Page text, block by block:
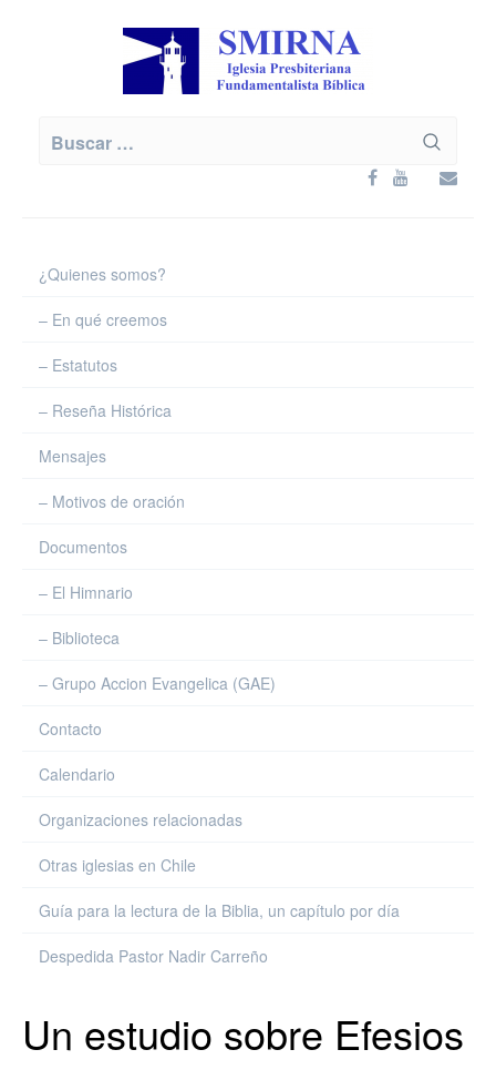
¿Quienes somos?
– En qué creemos
– Estatutos
– Reseña Histórica
Mensajes
– Motivos de oración
Documentos
– El Himnario
– Biblioteca
– Grupo Accion Evangelica (GAE)
Contacto
Calendario
Organizaciones relacionadas
Otras iglesias en Chile
Guía para la lectura de la Biblia, un capítulo por día
Despedida Pastor Nadir Carreño
Un estudio sobre Efesios